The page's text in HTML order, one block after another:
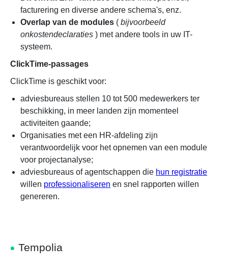
facturering en diverse andere schema's, enz.
Overlap van de modules ( bijvoorbeeld
onkostendeclaraties ) met andere tools in uw IT-
systeem.
ClickTime-passages
ClickTime is geschikt voor:
adviesbureaus stellen 10 tot 500 medewerkers ter
beschikking, in meer landen zijn momenteel
activiteiten gaande;
Organisaties met een HR-afdeling zijn
verantwoordelijk voor het opnemen van een module
voor projectanalyse;
adviesbureaus of agentschappen die hun registratie
willen professionaliseren en snel rapporten willen
genereren.
Tempolia